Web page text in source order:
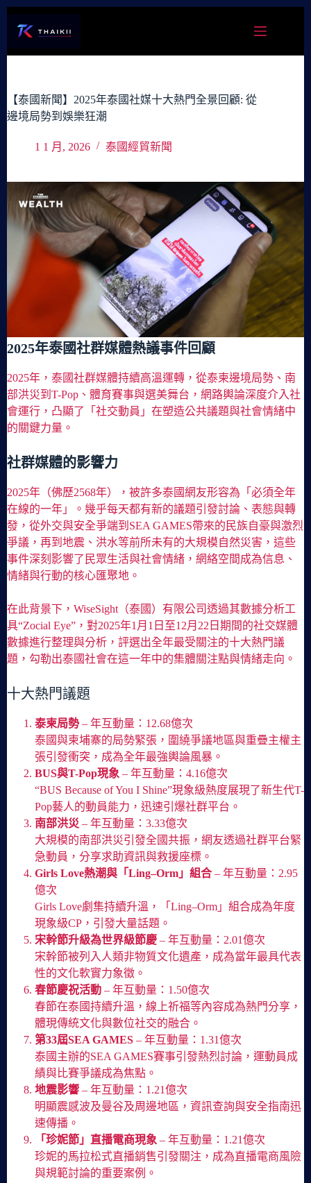
容
【泰國新聞】2025年泰國社媒十大熱門全景回顧: 從
邊境局勢到娛樂狂潮
1 1 月, 2026 泰國經貿新聞
2025年泰國社群媒體熱議事件回顧
2025年，泰國社群媒體持續高溫運轉，從泰柬邊境局勢、南
部洪災到T-Pop、體育賽事與選美舞台，網路輿論深度介入社
會運行，凸顯了「社交動員」在塑造公共議題與社會情緒中
的關鍵力量。
社群媒體的影響力
2025年（佛歷2568年），被許多泰國網友形容為「必須全年
在線的一年」。幾乎每天都有新的議題引發討論、表態與轉
發，從外交與安全爭端到SEA GAMES帶來的民族自豪與激烈
爭議，再到地震、洪水等前所未有的大規模自然災害，這些
事件深刻影響了民眾生活與社會情緒，網絡空間成為信息、
情緒與行動的核心匯聚地。
在此背景下，WiseSight（泰國）有限公司透過其數據分析工
具“Zocial Eye”，對2025年1月1日至12月22日期間的社交媒體
數據進行整理與分析，評選出全年最受關注的十大熱門議
題，勾勒出泰國社會在這一年中的集體關注點與情緒走向。
十大熱門議題
泰柬局勢– 年互動量：12.68億次
泰國與柬埔寨的局勢緊張，圍繞爭議地區與重疊主權主
張引發衝突，成為全年最強輿論風暴。
BUS與T-Pop現象 – 年互動量：4.16億次
“BUS Because of You I Shine”現象級熱度展現了新生代T-
Pop藝人的動員能力，迅速引爆社群平台。
南部洪災 – 年互動量：3.33億次
大規模的南部洪災引發全國共振，網友透過社群平台緊
急動員，分享求助資訊與救援座標。
Girls Love熱潮與「Ling–Orm」組合 – 年互動量：2.95
億次
Girls Love劇集持續升溫，「Ling–Orm」組合成為年度
現象級CP，引發大量話題。
宋幹節升級為世界級節慶 – 年互動量：2.01億次
宋幹節被列入人類非物質文化遺產，成為當年最具代表
性的文化軟實力象徵。
春節慶祝活動 – 年互動量：1.50億次
春節在泰國持續升溫，線上祈福等內容成為熱門分享，
體現傳統文化與數位社交的融合。
第33屆SEA GAMES – 年互動量：1.31億次
泰國主辦的SEA GAMES賽事引發熱烈討論，運動員成
績與比賽爭議成為焦點。
地震影響 – 年互動量：1.21億次
明顯震感波及曼谷及周邊地區，資訊查詢與安全指南迅
速傳播。
「珍妮節」直播電商現象 – 年互動量：1.21億次
珍妮的馬拉松式直播銷售引發關注，成為直播電商風險
與規範討論的重要案例。